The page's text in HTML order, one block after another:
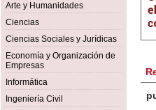
Arte y Humanidades
Ciencias
Ciencias Sociales y Jurídicas
Economía y Organización de
Empresas
Informática
Ingeniería Civil